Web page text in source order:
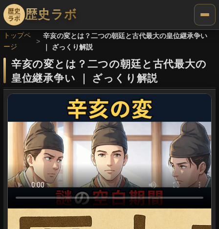
歴史ラボ
トップペ
ージ
辛亥の変とは？二つの朝廷と古代最大の皇位継承争い
｜ ざっくり解説
辛亥の変とは？二つの朝廷と古代最大の
皇位継承争い
ざっくり解説